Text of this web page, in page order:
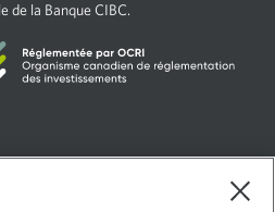
de la Banque CIBC.